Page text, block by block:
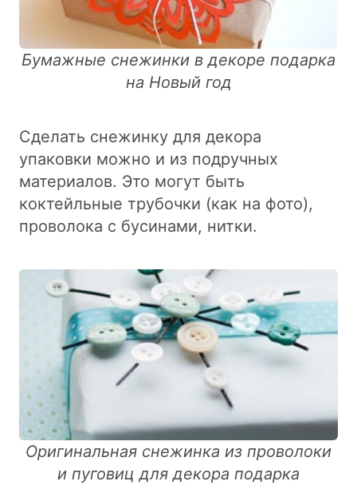
Бумажные снежинки в декоре подарка
на Новый год
Сделать снежинку для декора
упаковки можно и из подручных
материалов. Это могут быть
коктейльные трубочки (как на фото),
проволока с бусинами, нитки.
Оригинальная снежинка из проволоки
и пуговиц для декора подарка